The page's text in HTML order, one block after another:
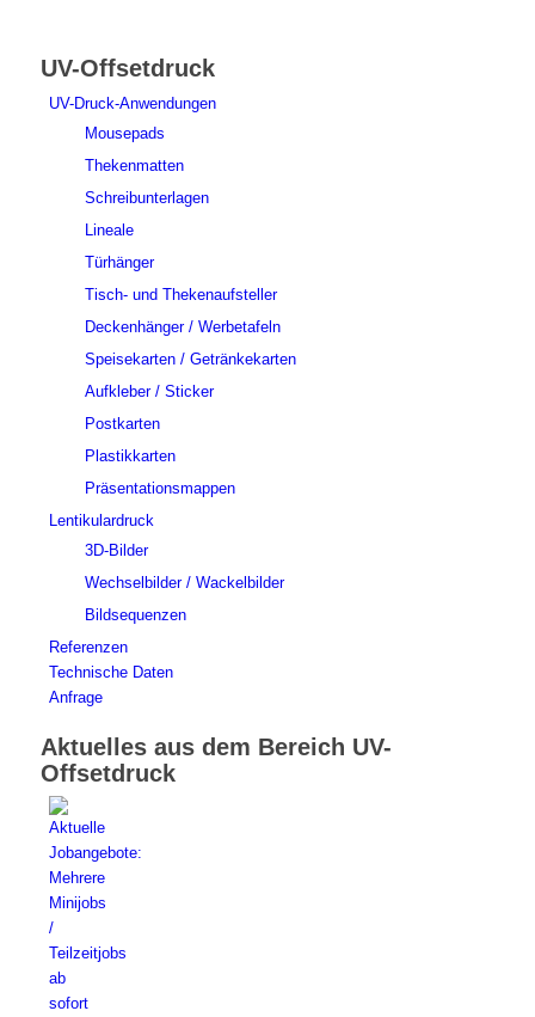
UV-Offsetdruck
UV-Druck-Anwendungen
Mousepads
Thekenmatten
Schreibunterlagen
Lineale
Türhänger
Tisch- und Thekenaufsteller
Deckenhänger / Werbetafeln
Speisekarten / Getränkekarten
Aufkleber / Sticker
Postkarten
Plastikkarten
Präsentationsmappen
Lentikulardruck
3D-Bilder
Wechselbilder / Wackelbilder
Bildsequenzen
Referenzen
Technische Daten
Anfrage
Aktuelles aus dem Bereich UV-
Offsetdruck